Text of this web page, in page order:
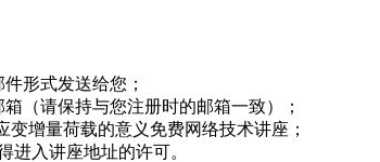
形式发送给您；
（请保持与您注册时的邮箱一致）；
增量荷载的意义免费网络技术讲座；
入讲座地址的许可。